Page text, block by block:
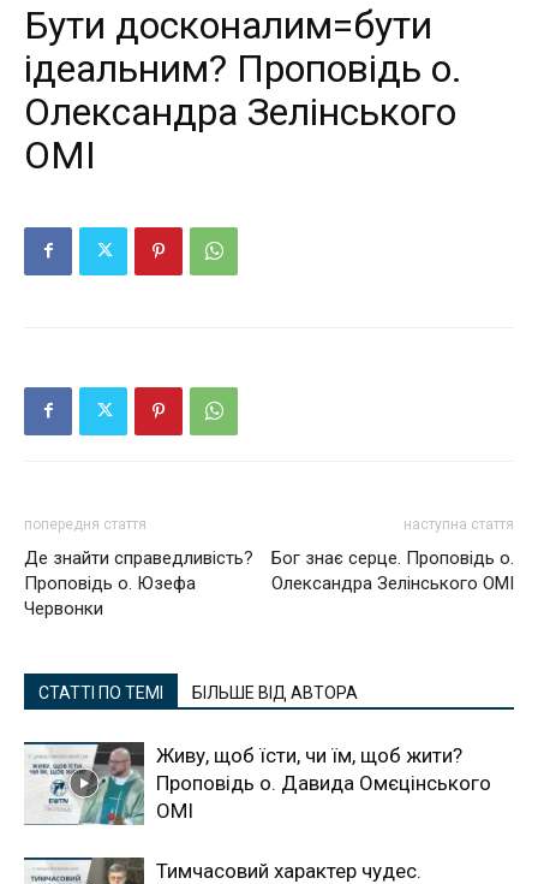
Бути досконалим=бути
ідеальним? Проповідь о.
Олександра Зелінського
ОМІ
попередня стаття
Де знайти справедливість?
Проповідь о. Юзефа
Червонки
наступна стаття
Бог знає серце. Проповідь о.
Олександра Зелінського ОМІ
СТАТТІ ПО ТЕМІ БІЛЬШЕ ВІД АВТОРА
Живу, щоб їсти, чи їм, щоб жити?
Проповідь о. Давида Омєцінського
ОМІ
Тимчасовий характер чудес.